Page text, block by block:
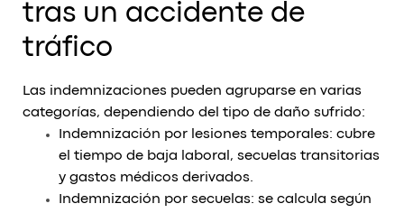
tras un accidente de
tráfico
Las indemnizaciones pueden agruparse en varias
categorías, dependiendo del tipo de daño sufrido:
Indemnización por lesiones temporales: cubre
el tiempo de baja laboral, secuelas transitorias
y gastos médicos derivados.
Indemnización por secuelas: se calcula según